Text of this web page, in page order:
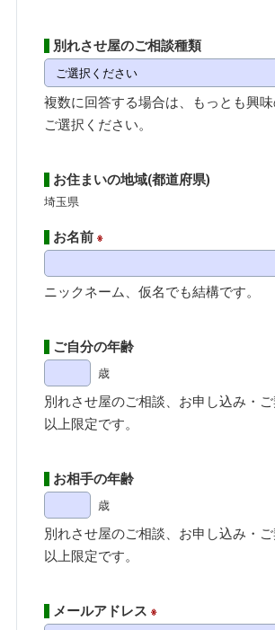
別れさせ屋のご相談種類
複数に回答する場合は、もっとも興
ご選択ください。
お住まいの地域(都道府県)
埼玉県
お名前 ※
ニックネーム、仮名でも結構です。
ご自分の年齢
歳
別れさせ屋のご相談、お申し込み・
以上限定です。
お相手の年齢
歳
別れさせ屋のご相談、お申し込み・
以上限定です。
メールアドレス ※